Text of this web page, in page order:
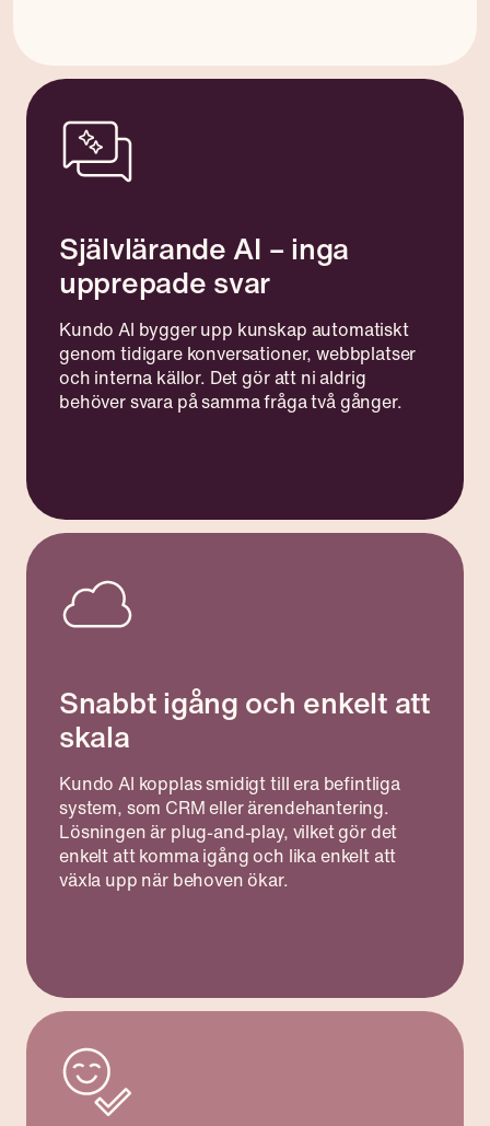
Självlärande AI – inga
upprepade svar
Kundo AI bygger upp kunskap automatiskt
genom tidigare konversationer, webbplatser
och interna källor. Det gör att ni aldrig
behöver svara på samma fråga två gånger.
Snabbt igång och enkelt att
skala
Kundo AI kopplas smidigt till era befintliga
system, som CRM eller ärendehantering.
Lösningen är plug-and-play, vilket gör det
enkelt att komma igång och lika enkelt att
växla upp när behoven ökar.